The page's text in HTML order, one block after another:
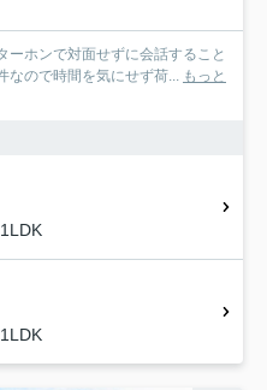
ーホンで対面せずに会話すること
ので時間を気にせず荷...
もっと